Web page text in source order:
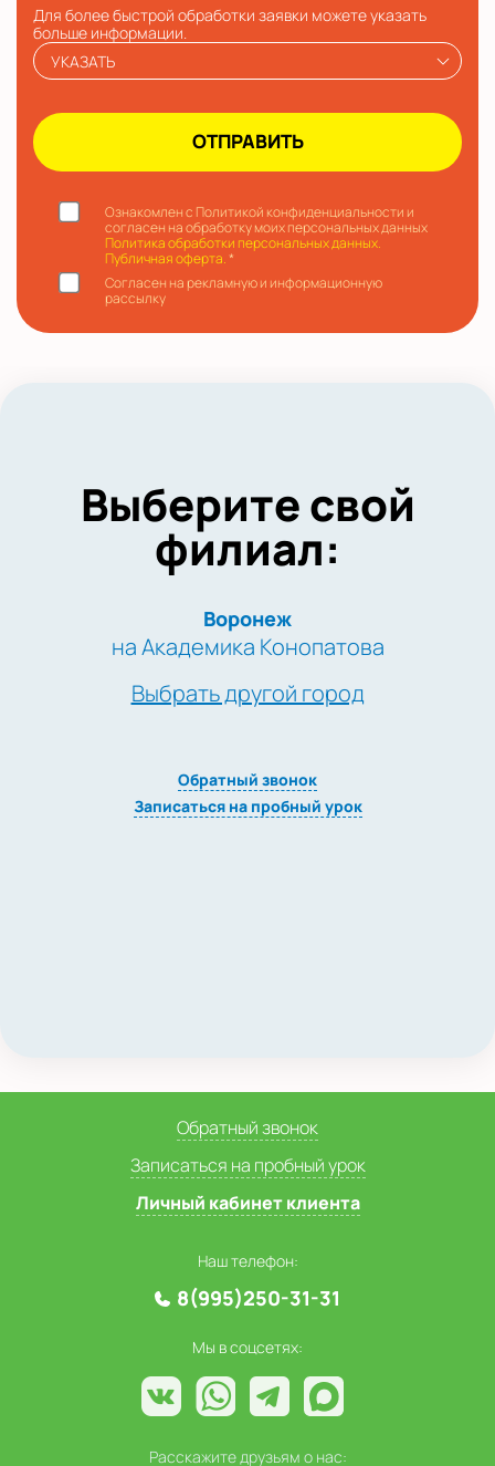
Для более быстрой обработки заявки можете указать
больше информации.
УКАЗАТЬ
Ознакомлен с Политикой конфиденциальности и
согласен на обработку моих персональных данных
Политика обработки персональных данных.
Публичная оферта.*
Согласен на рекламную и информационную
рассылку
Выберите свой
филиал:
Воронеж
на Академика Конопатова
Выбрать другой город
Обратный звонок
Записаться на пробный урок
Обратный звонок
Записаться на пробный урок
Личный кабинет клиента
Наш телефон:
8(995)250-31-31
Мы в соцсетях:
Расскажите друзьям о нас: